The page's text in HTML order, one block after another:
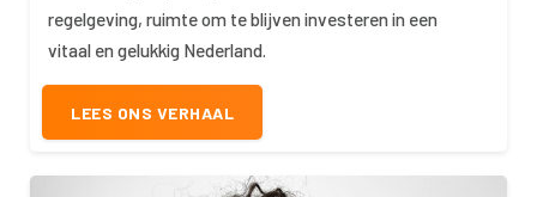
regelgeving, ruimte om te blijven investeren in een
vitaal en gelukkig Nederland.
LEES ONS VERHAAL